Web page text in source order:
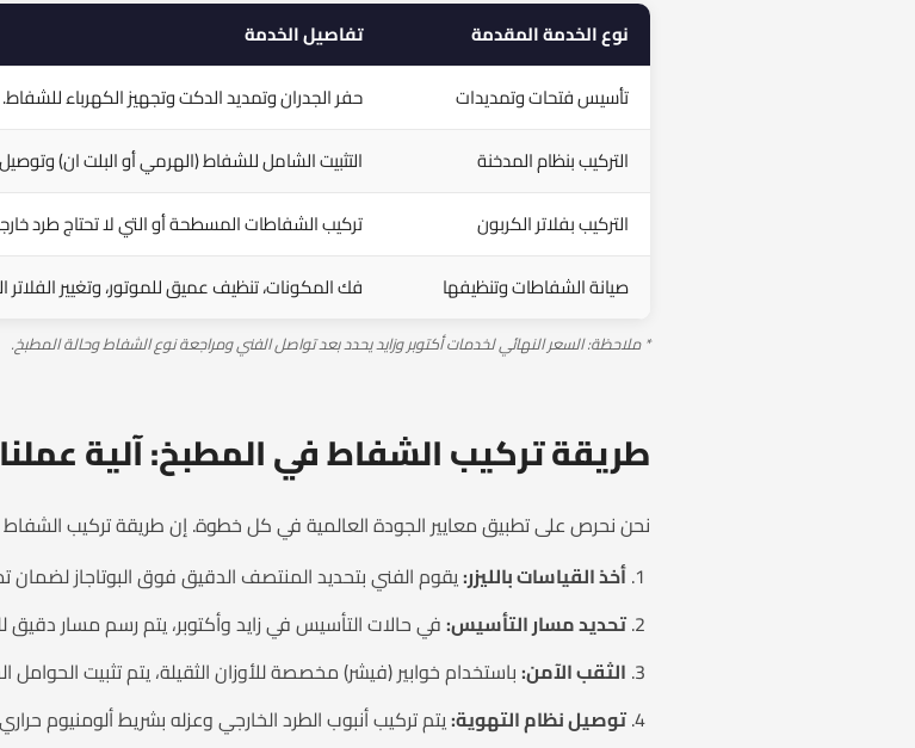
نوع الخدمة المقدمة تفاصيل الخدمة
تأسيس فتحات وتمديدات
حفر الجدران وتمديد الدكت وتجهيز الكهرباء للشفاط.
التركيب بنظام المدخنة
التثبيت الشامل للشفاط (الهرمي أو البلت ان)
التركيب بفلاتر الكربون
تركيب الشفاطات المسطحة أو التي لا تحتاج طرد
صيانة الشفاطات وتنظيفها
فك المكونات، تنظيف عميق للموتور، وتغيير الفلاتر
* ملاحظة: السعر النهائي لخدمات أكتوبر وزايد يحدد بعد تواصل الفني ومراجعة نوع الشفاط وحالة المطبخ.
طريقة تركيب الشفاط في المطبخ: آلية
نحن نحرص على تطبيق معايير الجودة العالمية في كل خطوة. إن طريقة تركيب الشفاط
أخذ القياسات بالليزر:يقوم الفني بتحديد المنتصف الدقيق فوق البوتاجاز لضمان تمركز
تحديد مسار التأسيس:في حالات التأسيس في زايد وأكتوبر، يتم رسم مسار
الثقب الآمن:باستخدام خوابير (فيشر) مخصصة للأوزان الثقيلة، يتم تثبيت الحوامل
توصيل نظام التهوية:يتم تركيب أنبوب الطرد الخارجي وعزله بشريط ألومنيوم